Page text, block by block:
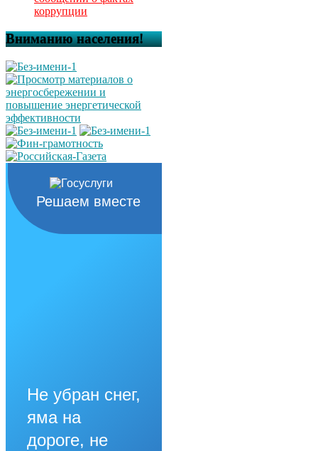
коррупции
Вниманию населения!
Решаем вместе
Не убран снег,
яма на
дороге, не